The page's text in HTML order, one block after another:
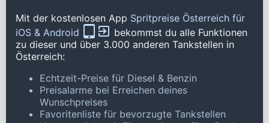
Mit der kostenlosen App Spritpreise Österreich für
iOS & Android
bekommst du alle Funktionen
zu dieser und über 3.000 anderen Tankstellen in
Österreich:
Echtzeit-Preise für Diesel & Benzin
Preisalarme bei Erreichen deines
Wunschpreises
Favoritenliste für bevorzugte Tankstellen